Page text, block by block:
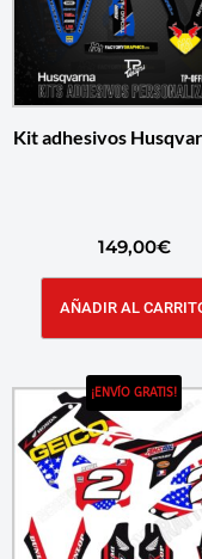
Kit adhesivos
149,00€
AÑADIR AL
¡ENVÍO GRATIS!